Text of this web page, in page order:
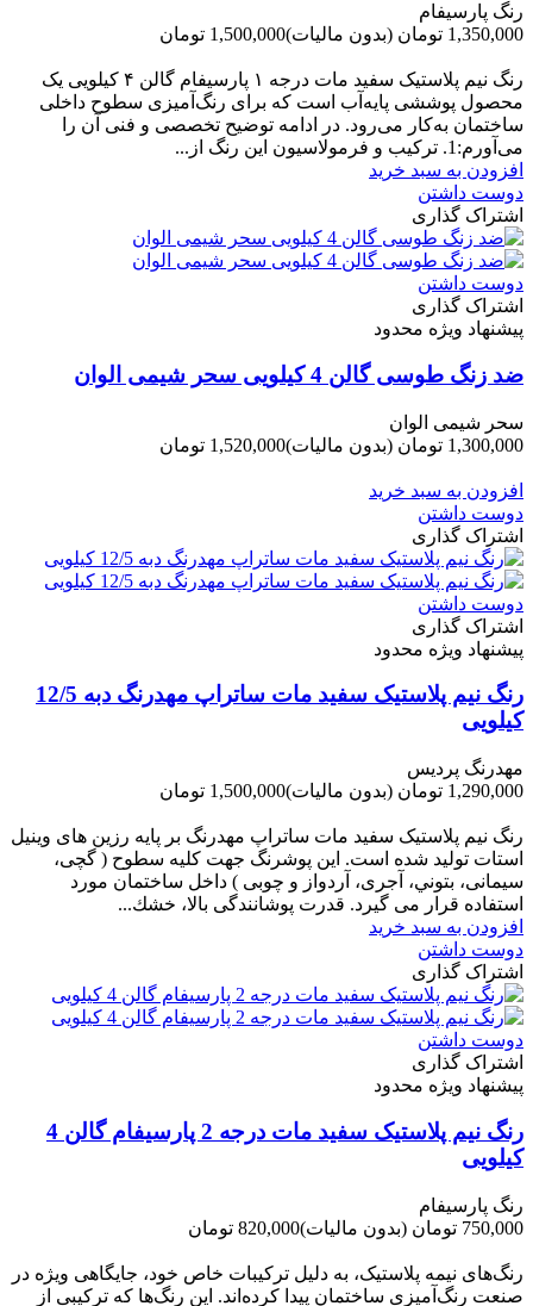
رنگ پارسیفام
1,350,000 تومان
(بدون مالیات)1,500,000 تومان
رنگ نیم‌ پلاستیک سفید مات درجه ۱ پارسیفام گالن ۴ کیلویی یک
محصول پوششی پایه‌آب است که برای رنگ‌آمیزی سطوح داخلی
ساختمان به‌کار می‌رود. در ادامه توضیح تخصصی و فنی آن را
می‌آورم:1. ترکیب و فرمولاسیون این رنگ از...
افزودن به سبد خرید
دوست داشتن
اشتراک گذاری
دوست داشتن
اشتراک گذاری
پیشنهاد ویژه محدود
ضد زنگ طوسی گالن 4 کیلویی سحر شیمی الوان
سحر شیمی الوان
1,300,000 تومان
(بدون مالیات)1,520,000 تومان
افزودن به سبد خرید
دوست داشتن
اشتراک گذاری
دوست داشتن
اشتراک گذاری
پیشنهاد ویژه محدود
رنگ نیم پلاستیک سفید مات ساتراپ مهدرنگ دبه 12/5
کیلویی
مهدرنگ پردیس
1,290,000 تومان
(بدون مالیات)1,500,000 تومان
رنگ نیم پلاستیک سفید مات ساتراپ مهدرنگ بر پایه رزین های وینیل
استات تولید شده است. این پوشرنگ جهت کلیه سطوح ( گچی،
سیمانی، بتوني، آجری، آردواز و چوبی ) داخل ساختمان مورد
استفاده قرار می گیرد. قدرت پوشانندگی بالا، خشك...
افزودن به سبد خرید
دوست داشتن
اشتراک گذاری
دوست داشتن
اشتراک گذاری
پیشنهاد ویژه محدود
رنگ نیم پلاستیک سفید مات درجه 2 پارسیفام گالن 4
کیلویی
رنگ پارسیفام
750,000 تومان
(بدون مالیات)820,000 تومان
رنگ‌های نیمه پلاستیک، به دلیل ترکیبات خاص خود، جایگاهی ویژه در
صنعت رنگ‌آمیزی ساختمان پیدا کرده‌اند. این رنگ‌ها که ترکیبی از